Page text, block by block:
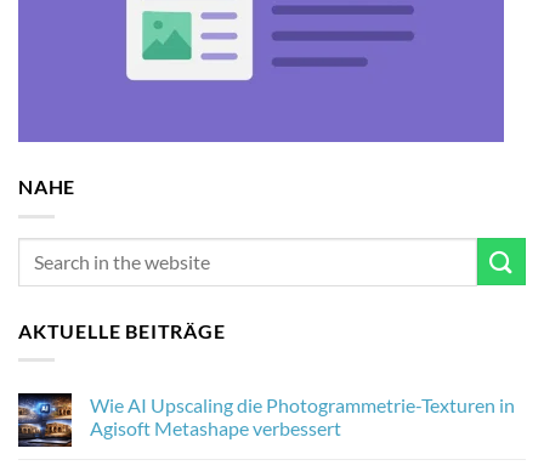
NAHE
AKTUELLE BEITRÄGE
Wie AI Upscaling die Photogrammetrie-Texturen in
Agisoft Metashape verbessert